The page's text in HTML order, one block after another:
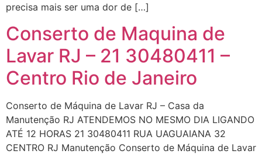
precisa mais ser uma dor de […]
Conserto de Maquina de
Lavar RJ – 21 30480411 –
Centro Rio de Janeiro
Conserto de Máquina de Lavar RJ – Casa da
Manutenção RJ ATENDEMOS NO MESMO DIA LIGANDO
ATÉ 12 HORAS 21 30480411 RUA UAGUAIANA 32
CENTRO RJ Manutenção Conserto de Máquina de Lavar